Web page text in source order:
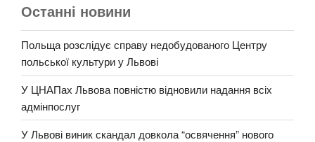
Останні новини
Польща розслідує справу недобудованого Центру
польської культури у Львові
У ЦНАПах Львова повністю відновили надання всіх
адмінпослуг
У Львові виник скандал довкола “освячення” нового